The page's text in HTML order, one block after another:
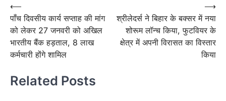
Post
navigation
⟵
पाँच दिवसीय कार्य सप्ताह की मांग
को लेकर 27 जनवरी को अखिल
भारतीय बैंक हड़ताल, 8 लाख
कर्मचारी होंगे शामिल
श्रीलेदर्स ने बिहार के बक्सर में नया
शोरूम लॉन्च किया, फुटवियर के
क्षेत्र में अपनी विरासत का विस्तार
किया
⟶
Related Posts